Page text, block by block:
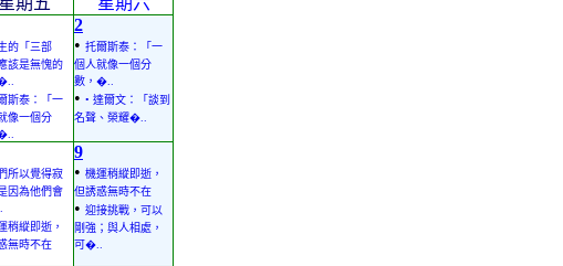
的「三部
該是無愧的
斯泰：「一
像一個分
2
• 托爾斯泰：「一
個人就像一個分
數，�..
• • 達爾文：「談到
名聲、榮耀�..
所以覺得寂
因為他們會
稍縱即逝，
無時不在
9
• 機運稍縱即逝，
但誘惑無時不在
• 迎接挑戰，可以
剛強；與人相處，
可�..